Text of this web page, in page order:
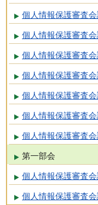
個人情報保護審査
個人情報保護審査
個人情報保護審査
個人情報保護審査
個人情報保護審査
個人情報保護審査
個人情報保護審査
第一部会
個人情報保護審査
個人情報保護審査